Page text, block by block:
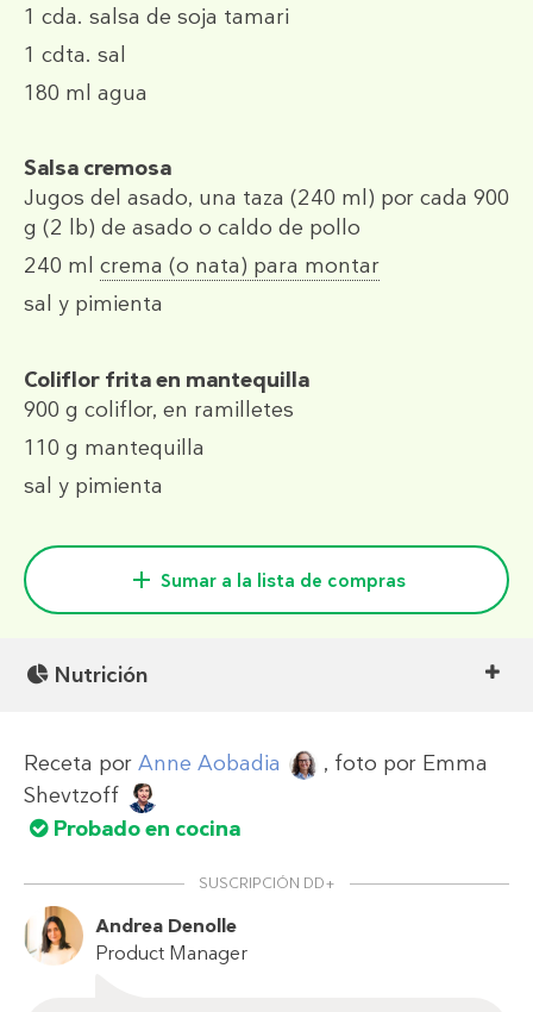
1 cda. salsa de soja tamari
1 cdta. sal
180 ml agua
Salsa cremosa
Jugos del asado, una taza (240 ml) por cada 900
g (2 lb) de asado o caldo de pollo
240 ml crema (o nata) para montar
sal y pimienta
Coliflor frita en mantequilla
900 g coliflor, en ramilletes
110 g mantequilla
sal y pimienta
Sumar a la lista de compras
Nutrición
Receta por Anne Aobadia , foto por Emma
Shevtzoff
Probado en cocina
SUSCRIPCIÓN DD+
Andrea Denolle
Product Manager